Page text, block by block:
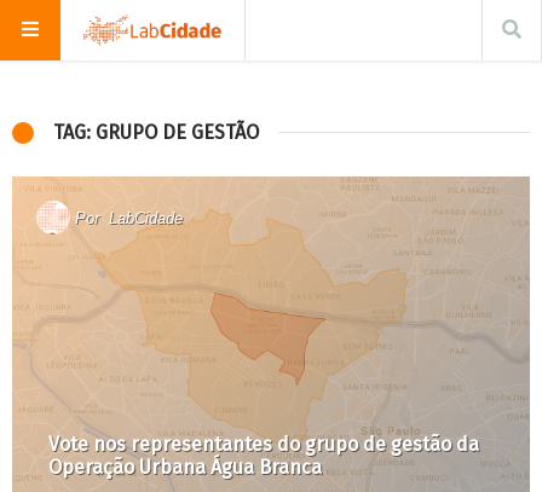
TAG: GRUPO DE GESTÃO
Por LabCidade
Vote nos representantes do grupo de gestão da
Operação Urbana Água Branca